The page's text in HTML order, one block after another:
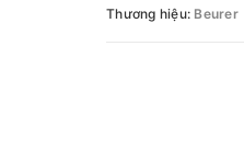
Thương hiệu: Beurer